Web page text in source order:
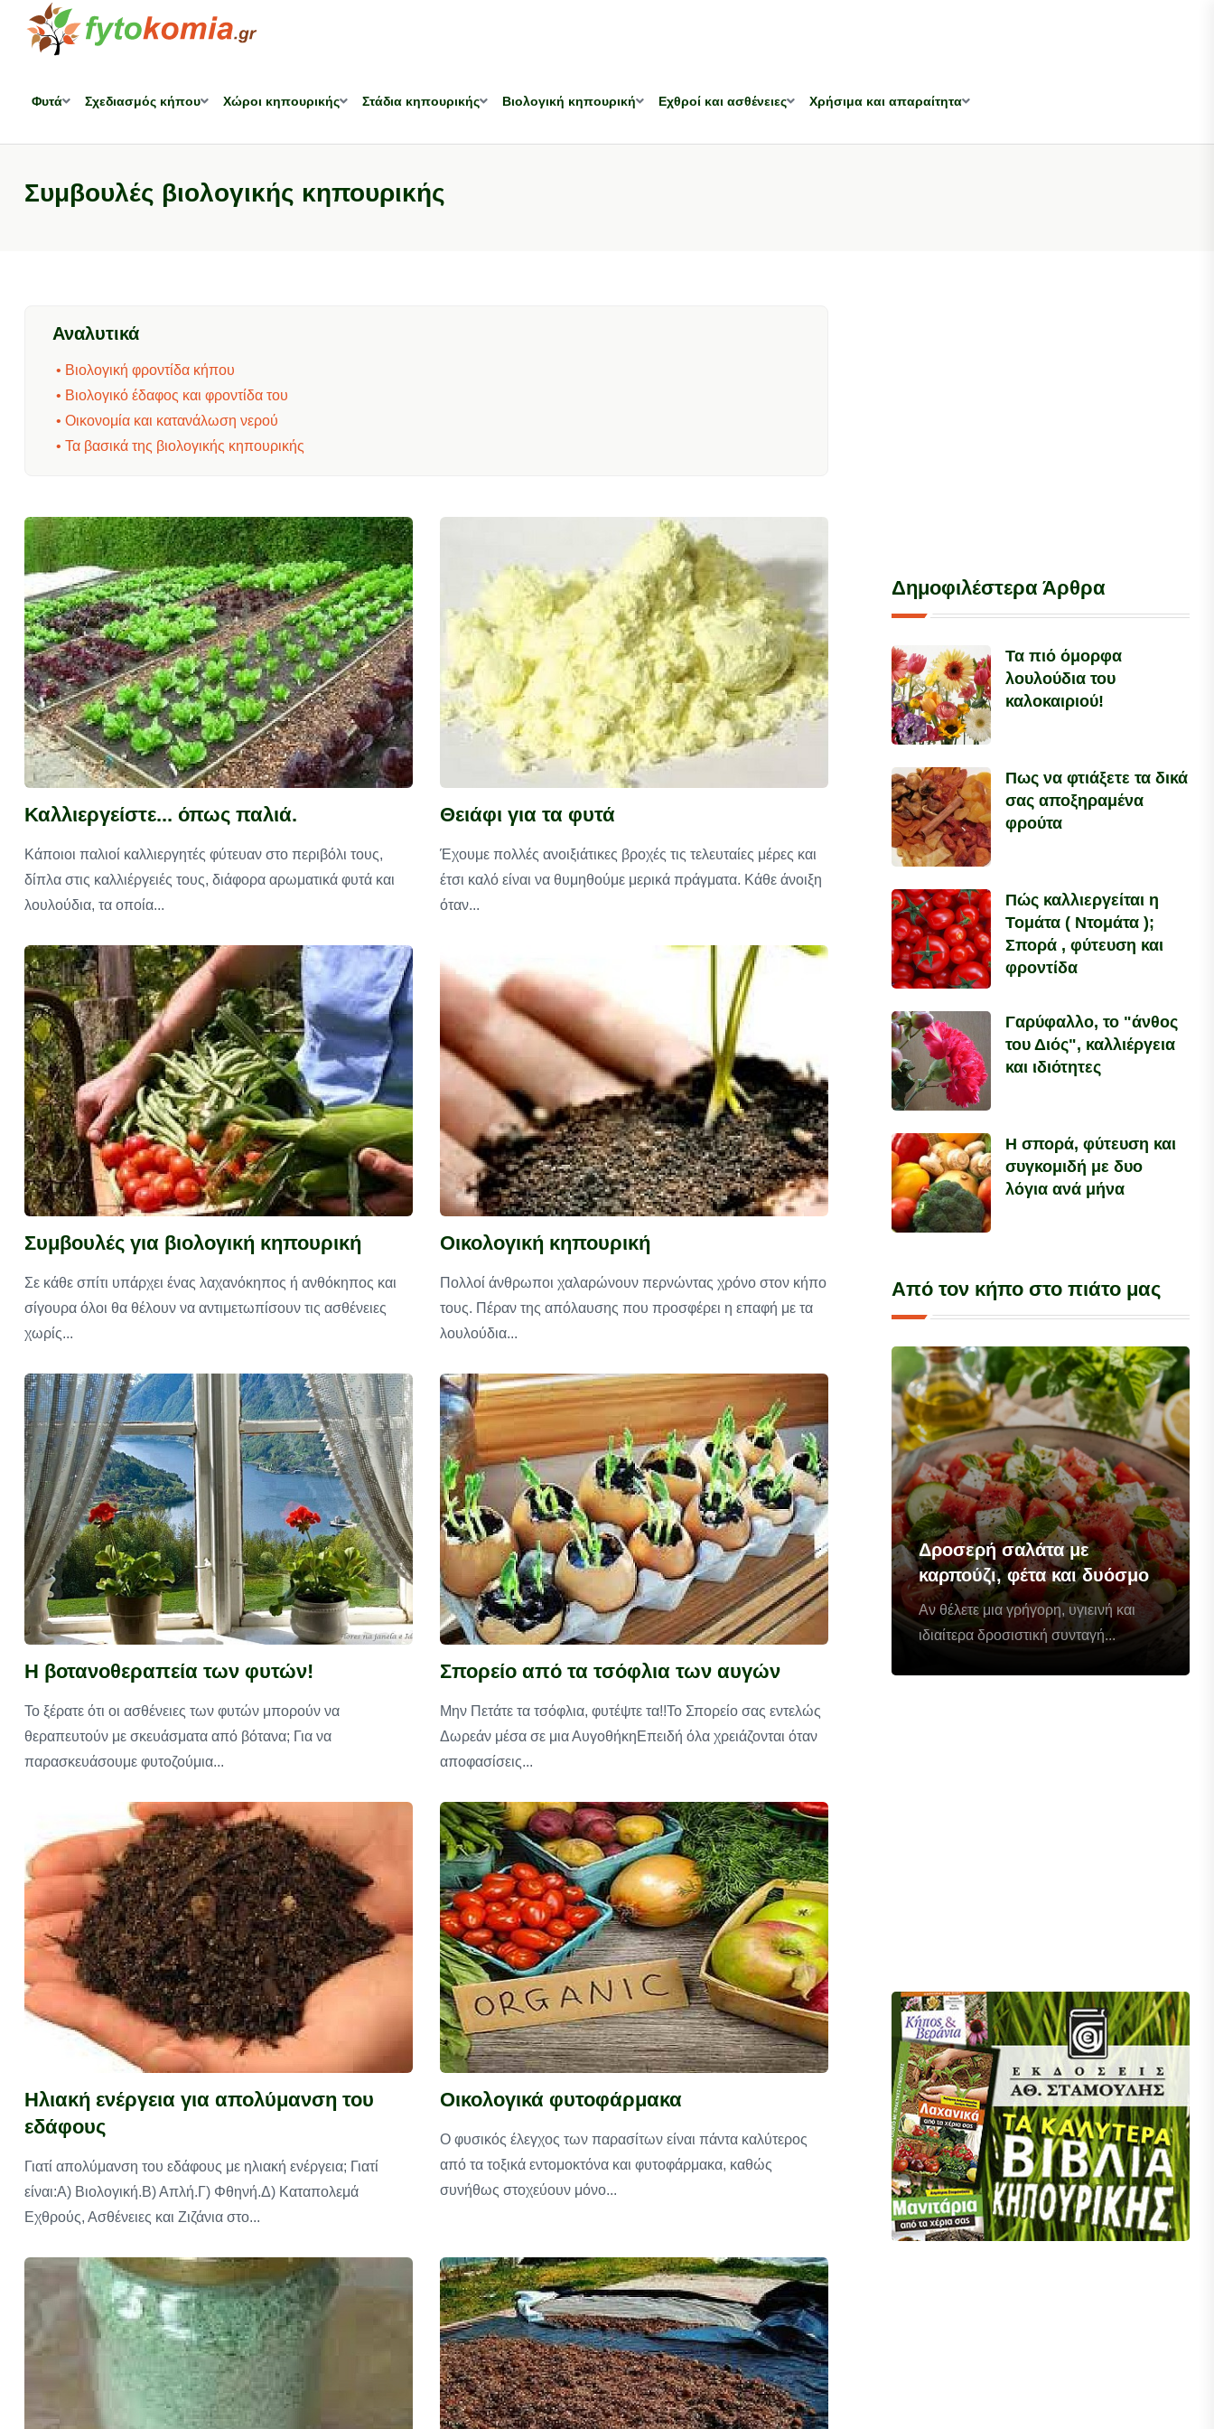
Φυτά Σχεδιασμός κήπου Χώροι κηπουρικής Στάδια κηπουρικής Βιολογική κηπουρική Εχθροί και ασθένειες Χρήσιμα και απαραίτητα
Συμβουλές βιολογικής κηπουρικής
Αναλυτικά
• Βιολογική φροντίδα κήπου
• Βιολογικό έδαφος και φροντίδα του
• Οικονομία και κατανάλωση νερού
• Τα βασικά της βιολογικής κηπουρικής
Καλλιεργείστε... όπως παλιά.
Κάποιοι παλιοί καλλιεργητές φύτευαν στο περιβόλι τους,
δίπλα στις καλλιέργειές τους, διάφορα αρωματικά φυτά και
λουλούδια, τα οποία...
Θειάφι για τα φυτά
Έχουμε πολλές ανοιξιάτικες βροχές τις τελευταίες μέρες και
έτσι καλό είναι να θυμηθούμε μερικά πράγματα. Κάθε άνοιξη
όταν...
Συμβουλές για βιολογική κηπουρική
Σε κάθε σπίτι υπάρχει ένας λαχανόκηπος ή ανθόκηπος και
σίγουρα όλοι θα θέλουν να αντιμετωπίσουν τις ασθένειες
χωρίς...
Οικολογική κηπουρική
Πολλοί άνθρωποι χαλαρώνουν περνώντας χρόνο στον κήπο
τους. Πέραν της απόλαυσης που προσφέρει η επαφή με τα
λουλούδια...
Η βοτανοθεραπεία των φυτών!
Το ξέρατε ότι οι ασθένειες των φυτών μπορούν να
θεραπευτούν με σκευάσματα από βότανα; Για να
παρασκευάσουμε φυτοζούμια...
Σπορείο από τα τσόφλια των αυγών
Μην Πετάτε τα τσόφλια, φυτέψτε τα!!Το Σπορείο σας εντελώς
Δωρεάν μέσα σε μια ΑυγοθήκηΕπειδή όλα χρειάζονται όταν
αποφασίσεις...
Ηλιακή ενέργεια για απολύμανση του
εδάφους
Γιατί απολύμανση του εδάφους με ηλιακή ενέργεια; Γιατί
είναι:Α) Βιολογική.Β) Απλή.Γ) Φθηνή.Δ) Καταπολεμά
Εχθρούς, Ασθένειες και Ζιζάνια στο...
Οικολογικά φυτοφάρμακα
Ο φυσικός έλεγχος των παρασίτων είναι πάντα καλύτερος
από τα τοξικά εντομοκτόνα και φυτοφάρμακα, καθώς
συνήθως στοχεύουν μόνο...
Δημοφιλέστερα Άρθρα
Τα πιό όμορφα
λουλούδια του
καλοκαιριού!
Πως να φτιάξετε τα δικά
σας αποξηραμένα
φρούτα
Πώς καλλιεργείται η
Τομάτα ( Ντομάτα );
Σπορά , φύτευση και
φροντίδα
Γαρύφαλλο, το "άνθος
του Διός", καλλιέργεια
και ιδιότητες
Η σπορά, φύτευση και
συγκομιδή με δυο
λόγια ανά μήνα
Από τον κήπο στο πιάτο μας
Δροσερή σαλάτα με
καρπούζι, φέτα και δυόσμο
Αν θέλετε μια γρήγορη, υγιεινή και
ιδιαίτερα δροσιστική συνταγή...